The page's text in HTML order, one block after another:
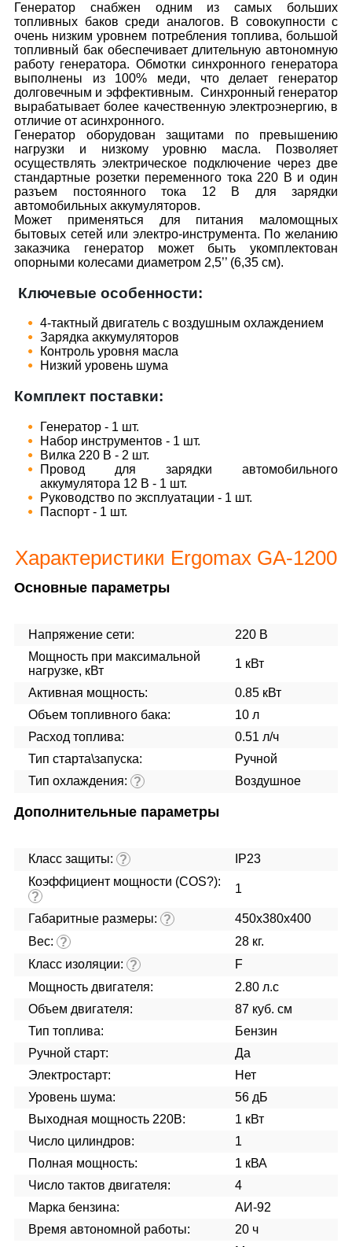
Генератор снабжен одним из самых больших
топливных баков среди аналогов. В совокупности с
очень низким уровнем потребления топлива, большой
топливный бак обеспечивает длительную автономную
работу генератора. Обмотки синхронного генератора
выполнены из 100% меди, что делает генератор
долговечным и эффективным. Синхронный генератор
вырабатывает более качественную электроэнергию, в
отличие от асинхронного.
Генератор оборудован защитами по превышению
нагрузки и низкому уровню масла. Позволяет
осуществлять электрическое подключение через две
стандартные розетки переменного тока 220 В и один
разъем постоянного тока 12 В для зарядки
автомобильных аккумуляторов.
Может применяться для питания маломощных
бытовых сетей или электро-инструмента. По желанию
заказчика генератор может быть укомплектован
опорными колесами диаметром 2,5’’ (6,35 см).
Ключевые особенности:
4-тактный двигатель с воздушным охлаждением
Зарядка аккумуляторов
Контроль уровня масла
Низкий уровень шума
Комплект поставки:
Генератор - 1 шт.
Набор инструментов - 1 шт.
Вилка 220 В - 2 шт.
Провод для зарядки автомобильного
аккумулятора 12 В - 1 шт.
Руководство по эксплуатации - 1 шт.
Паспорт - 1 шт.
Характеристики Ergomax GA-1200
Основные параметры
Напряжение сети:
220 В
Мощность при максимальной
нагрузке, кВт
1 кВт
Активная мощность:
0.85 кВт
Объем топливного бака:
10 л
Расход топлива:
0.51 л/ч
Тип старта\запуска:
Ручной
Тип охлаждения: ? Воздушное
Дополнительные параметры
Класс защиты: ?
IP23
Коэффициент мощности (COS?):
?
1
Габаритные размеры: ?
450x380x400
Вес: ?
28 кг.
Класс изоляции: ?
F
Мощность двигателя:
2.80 л.с
Объем двигателя:
87 куб. см
Тип топлива:
Бензин
Ручной старт:
Да
Электростарт:
Нет
Уровень шума:
56 дБ
Выходная мощность 220В:
1 кВт
Число цилиндров:
1
Полная мощность:
1 кВА
Число тактов двигателя:
4
Марка бензина:
АИ-92
Время автономной работы:
20 ч